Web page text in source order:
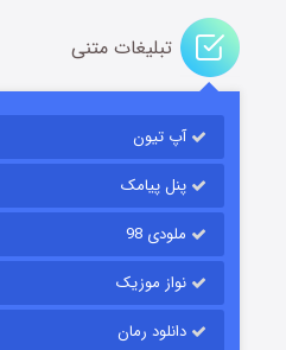
باب
قسمت۶ (زیرنویس)
تبلیغات متنی
آپ تیون
پنل پیامک
ملودی 98
نواز موزیک
دانلود رمان